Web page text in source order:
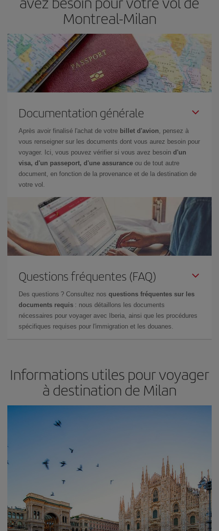
Montreal-Milan
Documentation générale
Après avoir finalisé l'achat de votre billet d'avion, pensez à
vous renseigner sur les documents dont vous aurez besoin pour
voyager. Ici, vous pouvez vérifier si vous avez besoin d'un
visa, d'un passeport, d'une assurance ou de tout autre
document, en fonction de la provenance et de la destination de
votre vol.
Questions fréquentes (FAQ)
Des questions ? Consultez nos questions fréquentes sur les
documents requis : nous détaillons les documents
nécessaires pour voyager avec Iberia, ainsi que les procédures
spécifiques requises pour l'immigration et les douanes.
Informations utiles pour voyager
à destination de Milan